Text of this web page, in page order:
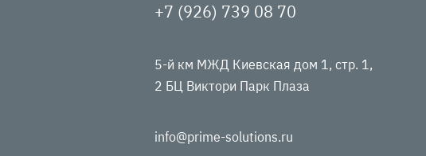
+7 (926) 739 08 70
5-й км МЖД Киевская дом 1, стр. 1,
2 БЦ Виктори Парк Плаза
info@prime-solutions.ru